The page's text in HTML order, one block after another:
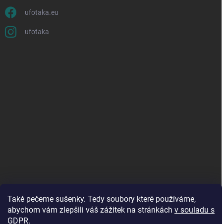
Také pečeme sušenky. Tedy soubory které používáme,
abychom vám zlepšili váš zážitek na stránkách v souladu s
GDPR.
ufotaka.eu
ufotaka